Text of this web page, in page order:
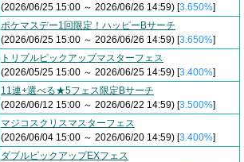
(2026/06/25 15:00 ～ 2026/06/26 14:59) [3.650%]
ポケマスデー1回限定！ハッピーBサーチ
(2026/06/25 15:00 ～ 2026/06/26 14:59) [3.650%]
トリプルピックアップマスターフェス
(2026/05/25 15:00 ～ 2026/06/25 14:59) [3.400%]
11連+選べる★5フェス限定Bサーチ
(2026/06/12 15:00 ～ 2026/06/22 14:59) [3.500%]
マジコスクリスマスターフェス
(2026/06/04 15:00 ～ 2026/06/20 14:59) [3.400%]
ダブルピックアップEXフェス